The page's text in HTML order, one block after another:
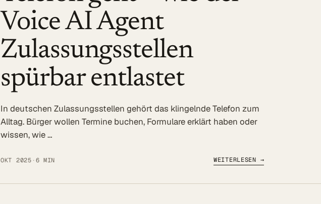
Voice AI Agent
Zulassungsstellen
spürbar entlastet
In deutschen Zulassungsstellen gehört das klingelnde Telefon zum
Alltag. Bürger wollen Termine buchen, Formulare erklärt haben oder
wissen, wie …
OKT 2025 ·6 MIN WEITERLESEN →